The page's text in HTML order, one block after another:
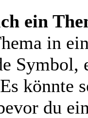
ein
in
könnte
du